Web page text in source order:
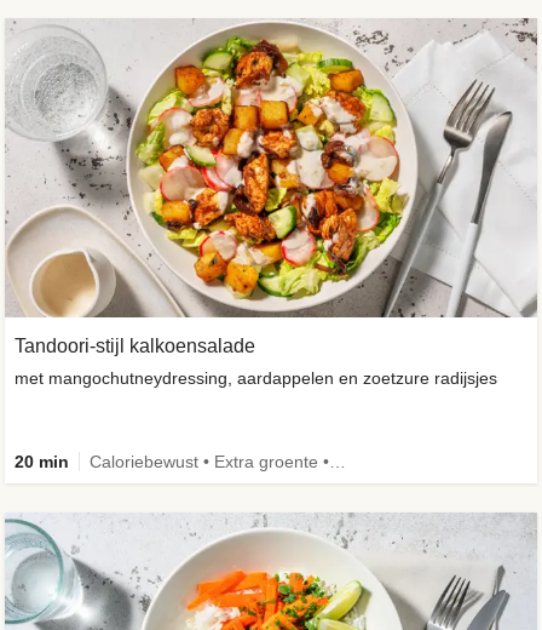
Tandoori-stijl kalkoensalade
met mangochutneydressing, aardappelen en zoetzure radijsjes
20 min